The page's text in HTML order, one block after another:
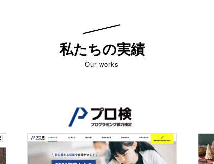
私たちの実績
Our works